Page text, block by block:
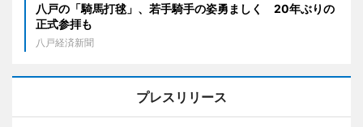
八戸の「騎馬打毬」、若手騎手の姿勇ましく 20年ぶりの
正式参拝も
八戸経済新聞
プレスリリース